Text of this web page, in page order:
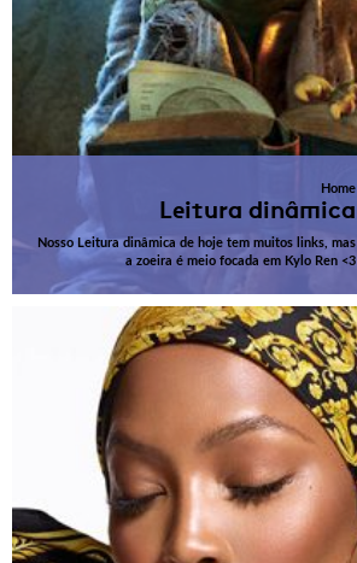
Home
Leitura dinâmica
Nosso Leitura dinâmica de hoje tem muitos links, mas
a zoeira é meio focada em Kylo Ren <3